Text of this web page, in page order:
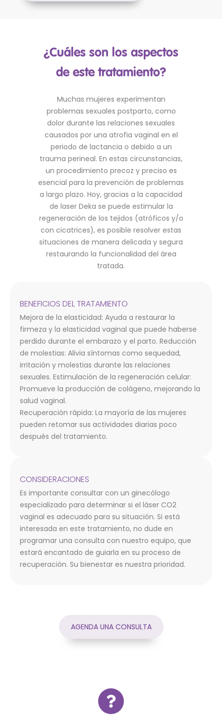
¿Cuáles son los aspectos
de este tratamiento?
Muchas mujeres experimentan
problemas sexuales postparto, como
dolor durante las relaciones sexuales
causados por una atrofia vaginal en el
periodo de lactancia o debido a un
trauma perineal. En estas circunstancias,
un procedimiento precoz y preciso es
esencial para la prevención de problemas
a largo plazo. Hoy, gracias a la capacidad
de laser Deka se puede estimular la
regeneración de los tejidos (atróficos y/o
con cicatrices), es posible resolver estas
situaciones de manera delicada y segura
restaurando la funcionalidad del área
tratada.
BENEFICIOS DEL TRATAMIENTO
Mejora de la elasticidad: Ayuda a restaurar la
firmeza y la elasticidad vaginal que puede haberse
perdido durante el embarazo y el parto. Reducción
de molestias: Alivia síntomas como sequedad,
irritación y molestias durante las relaciones
sexuales. Estimulación de la regeneración celular:
Promueve la producción de colágeno, mejorando la
salud vaginal.
Recuperación rápida: La mayoría de las mujeres
pueden retomar sus actividades diarias poco
después del tratamiento.
CONSIDERACIONES
Es importante consultar con un ginecólogo
especializado para determinar si el láser CO2
vaginal es adecuado para su situación. Si está
interesada en este tratamiento, no dude en
programar una consulta con nuestro equipo, que
estará encantado de guiarla en su proceso de
recuperación. Su bienestar es nuestra prioridad.
AGENDA UNA CONSULTA